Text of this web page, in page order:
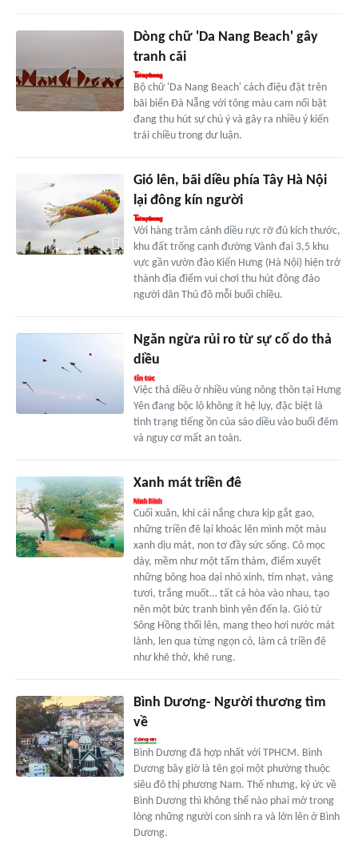
Dòng chữ 'Da Nang Beach' gây
tranh cãi
Bộ chữ 'Da Nang Beach' cách điệu đặt trên
bãi biển Đà Nẵng với tông màu cam nổi bật
đang thu hút sự chú ý và gây ra nhiều ý kiến
trái chiều trong dư luận.
Gió lên, bãi diều phía Tây Hà Nội
lại đông kín người
Với hàng trăm cánh diều rực rỡ đủ kích thước,
khu đất trống cạnh đường Vành đai 3,5 khu
vực gần vườn đào Kiến Hưng (Hà Nội) hiện trở
thành địa điểm vui chơi thu hút đông đảo
người dân Thủ đô mỗi buổi chiều.
Ngăn ngừa rủi ro từ sự cố do thả
diều
Việc thả diều ở nhiều vùng nông thôn tại Hưng
Yên đang bộc lộ không ít hệ lụy, đặc biệt là
tình trạng tiếng ồn của sáo diều vào buổi đêm
và nguy cơ mất an toàn.
Xanh mát triền đê
Cuối xuân, khi cái nắng chưa kịp gắt gao,
những triền đê lại khoác lên mình một màu
xanh dịu mát, non tơ đầy sức sống. Cỏ mọc
dày, mềm như một tấm thảm, điểm xuyết
những bông hoa dại nhỏ xinh, tím nhạt, vàng
tươi, trắng muốt… tất cả hòa vào nhau, tạo
nên một bức tranh bình yên đến lạ. Gió từ
Sông Hồng thổi lên, mang theo hơi nước mát
lành, len qua từng ngọn cỏ, làm cả triền đê
như khẽ thở, khẽ rung.
Bình Dương- Người thương tìm
về
Bình Dương đã hợp nhất với TPHCM. Bình
Dương bây giờ là tên gọi một phường thuộc
siêu đô thị phương Nam. Thế nhưng, ký ức về
Bình Dương thì không thể nào phai mờ trong
lòng những người con sinh ra và lớn lên ở Bình
Dương.